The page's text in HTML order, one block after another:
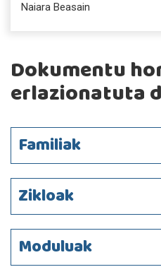
Naiara Beasain
Dokumentu
erlazionatuta
Familiak
Zikloak
Moduluak